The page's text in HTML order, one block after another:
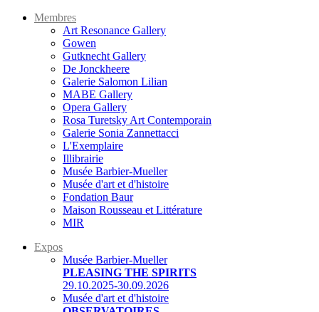
Membres
Art Resonance Gallery
Gowen
Gutknecht Gallery
De Jonckheere
Galerie Salomon Lilian
MABE Gallery
Opera Gallery
Rosa Turetsky Art Contemporain
Galerie Sonia Zannettacci
L'Exemplaire
Illibrairie
Musée Barbier-Mueller
Musée d'art et d'histoire
Fondation Baur
Maison Rousseau et Littérature
MIR
Expos
Musée Barbier-Mueller
PLEASING THE SPIRITS
29.10.2025-30.09.2026
Musée d'art et d'histoire